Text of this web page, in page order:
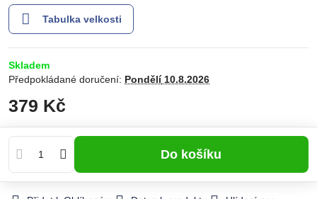
Tabulka velkosti
Skladem
Předpokládané doručení: Pondělí10.8.2026
379 Kč
Do košíku